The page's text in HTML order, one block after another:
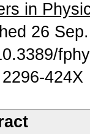
in
26
424X